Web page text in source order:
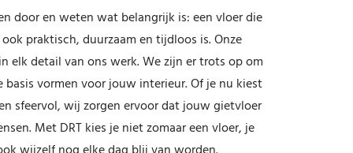
door en weten wat belangrijk is: een vloer die
praktisch, duurzaam en tijdloos is. Onze
elk detail van ons werk. We zijn er trots op om
basis vormen voor jouw interieur. Of je nu kiest
sfeervol, wij zorgen ervoor dat jouw gietvloer
Met DRT kies je niet zomaar een vloer, je